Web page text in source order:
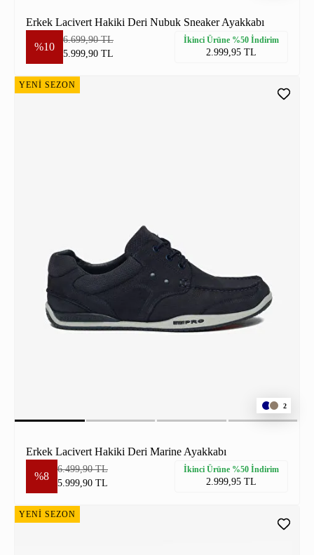
Erkek Lacivert Hakiki Deri Nubuk Sneaker Ayakkabı
%10
6.699,90 TL
5.999,90 TL
İkinci Ürüne %50 İndirim
2.999,95 TL
YENİ SEZON
2
Erkek Lacivert Hakiki Deri Marine Ayakkabı
%8
6.499,90 TL
5.999,90 TL
İkinci Ürüne %50 İndirim
2.999,95 TL
YENİ SEZON